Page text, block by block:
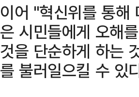
이어 "혁신위를 통해
은 시민들에게 오해
것을 단순하게 하는
를 불러일으킬 수 있